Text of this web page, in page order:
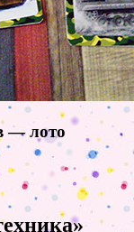
— лото